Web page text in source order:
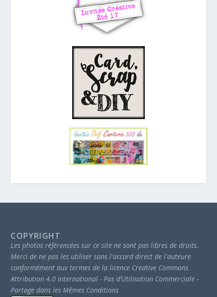
COPYRIGHT
Les photos référencées sur ce site ne sont pas libres de droits.
Merci de ne pas les utiliser sans l'accord direct de l'auteure
conformément aux termes de la licence Creative Commons
Attribution 4.0 International - Pas d’Utilisation Commerciale -
Partage dans les Mêmes Conditions